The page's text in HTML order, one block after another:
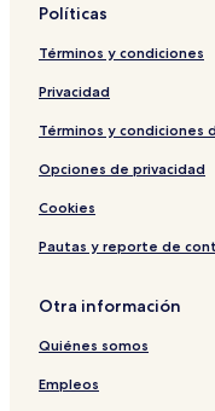
Políticas
Términos y condiciones
Privacidad
Términos y condiciones
Opciones de privacidad
Cookies
Pautas y reporte de
Otra información
Quiénes somos
Empleos